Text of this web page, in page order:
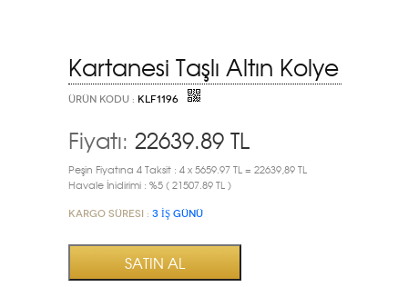
Kartanesi Taşlı Altın Kolye
ÜRÜN KODU : KLF1196
Fiyatı: 22639.89 TL
Peşin Fiyatına 4 Taksit : 4 x 5659.97 TL = 22639,89 TL
Havale İnidirimi : %5 ( 21507.89 TL )
Kargo Süresi : 3 İŞ GÜNÜ